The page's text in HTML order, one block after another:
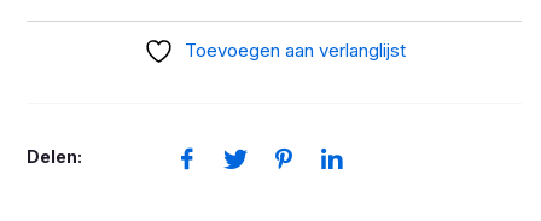
Toevoegen aan verlanglijst
Delen: